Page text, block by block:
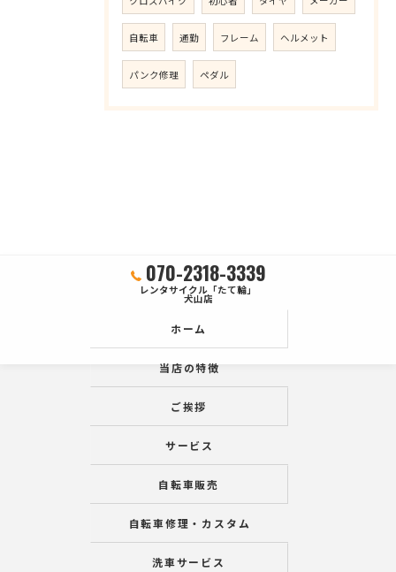
自転車 通勤 フレーム ヘルメット
パンク修理 ペダル
070-2318-3339
レンタサイクル「たて輪」
犬山店
ホーム
当店の特徴
ご挨拶
サービス
自転車販売
自転車修理・カスタム
洗車サービス